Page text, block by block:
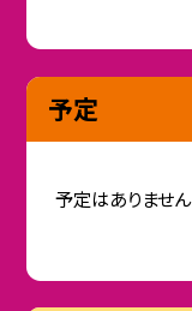
予定
予定はありません